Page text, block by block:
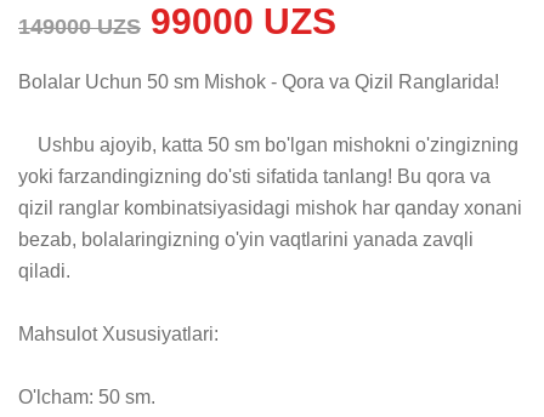
149000 UZS 99000 UZS
Bolalar Uchun 50 sm Mishok - Qora va Qizil Ranglarida!
yoki farzandingizning do'sti sifatida tanlang! Bu qora va
qizil ranglar kombinatsiyasidagi mishok har qanday xonani
bezab, bolalaringizning o'yin vaqtlarini yanada zavqli
qiladi.
Mahsulot Xususiyatlari:
O'lcham: 50 sm.